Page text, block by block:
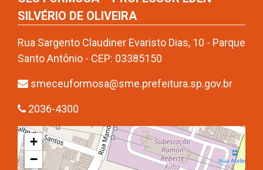
SILVÉRIO DE OLIVEIRA
Rua Sargento Claudiner Evaristo Dias, 10 - Parque
Santo Antônio - CEP: 03385150
smeceuformosa@sme.prefeitura.sp.gov.br
2036-4300
+
−